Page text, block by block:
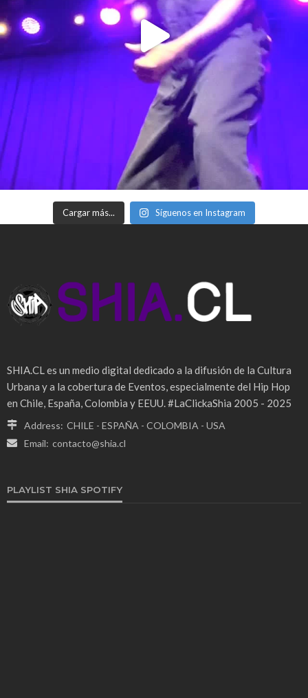
Cargar más... Síguenos en Instagram
SHIA.CL es un medio digital dedicado a la difusión de la Cultura
Urbana y a la cobertura de Eventos, especialmente del Hip Hop
en Chile, España, Colombia y EEUU. #LaClickaShia 2005 - 2025
Address: CHILE - ESPAÑA - COLOMBIA - USA
Email: contacto@shia.cl
PLAYLIST SHIA SPOTIFY